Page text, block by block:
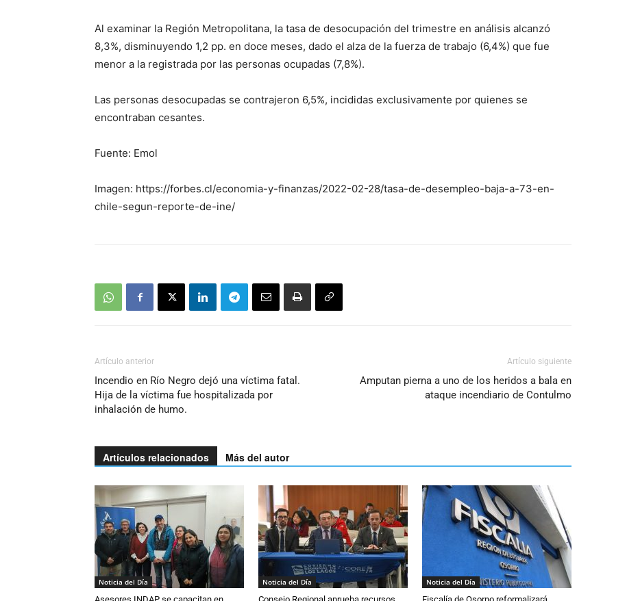
Al examinar la Región Metropolitana, la tasa de desocupación del trimestre en análisis alcanzó
8,3%, disminuyendo 1,2 pp. en doce meses, dado el alza de la fuerza de trabajo (6,4%) que fue
menor a la registrada por las personas ocupadas (7,8%).
Las personas desocupadas se contrajeron 6,5%, incididas exclusivamente por quienes se
encontraban cesantes.
Fuente: Emol
Imagen: https://forbes.cl/economia-y-finanzas/2022-02-28/tasa-de-desempleo-baja-a-73-en-
chile-segun-reporte-de-ine/
Artículo anterior
Incendio en Río Negro dejó una víctima fatal.
Hija de la víctima fue hospitalizada por
inhalación de humo.
Artículo siguiente
Amputan pierna a uno de los heridos a bala en
ataque incendiario de Contulmo
Artículos relacionados Más del autor
Noticia del Día Noticia del Día Noticia del Día